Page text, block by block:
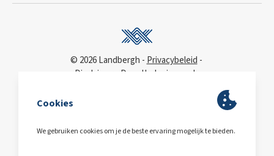
© 2026 Landbergh
Privacybeleid
Disclaimer
Deonthologie van de
toegankelijkheidsverklaring
BE0563.607.810